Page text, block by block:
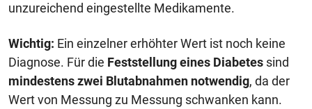
unzureichend eingestellte Medikamente.
Wichtig: Ein einzelner erhöhter Wert ist noch keine
Diagnose. Für die Feststellung eines Diabetes sind
mindestens zwei Blutabnahmen notwendig, da der
Wert von Messung zu Messung schwanken kann.